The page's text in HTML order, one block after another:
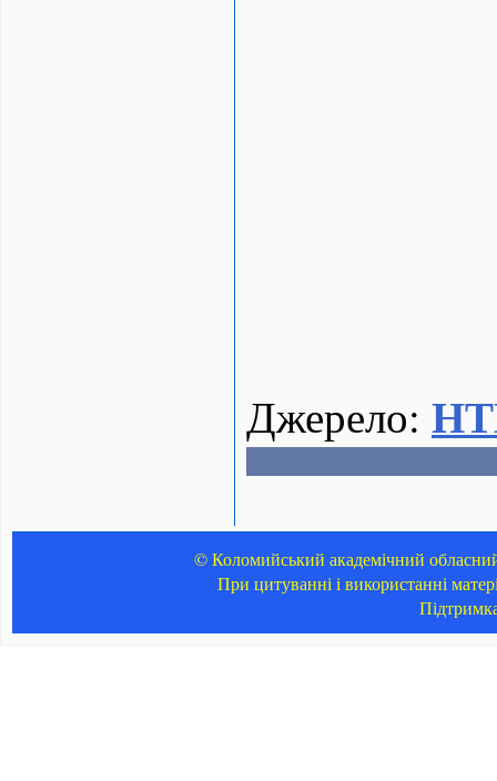
Джерело:
© Коломийський академічний
При цитуванні і використанні